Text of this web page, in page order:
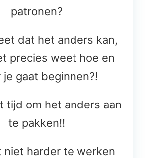
patronen?
dat het anders kan,
precies weet hoe en
je gaat beginnen?!
tijd om het anders aan
te pakken!!
niet harder te werken